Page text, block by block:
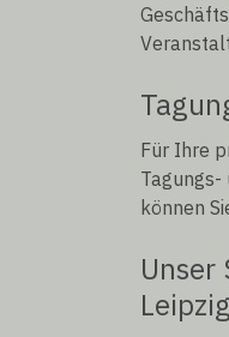
Für Ihre
können
Unser
Leipzig